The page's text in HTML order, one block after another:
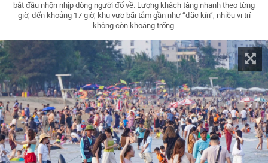
bắt đầu nhộn nhịp dòng người đổ về. Lượng khách tăng nhanh theo từng
giờ, đến khoảng 17 giờ, khu vực bãi tắm gần như “đặc kín”, nhiều vị trí
không còn khoảng trống.